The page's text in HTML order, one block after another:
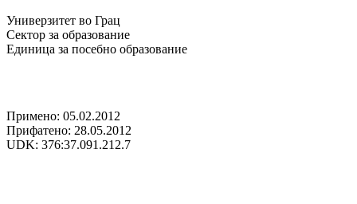
Универзитет во Грац
Сектор за образование
Единица за посебно образование
Примено: 05.02.2012
Прифатено: 28.05.2012
UDK: 376:37.091.212.7